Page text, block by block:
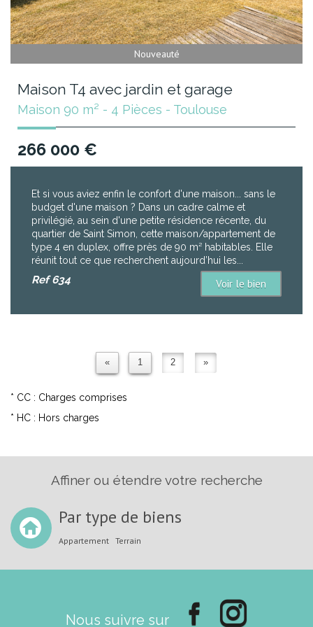
Nouveauté
Maison T4 avec jardin et garage
Maison 90 m² - 4 Pièces - Toulouse
266 000 €
Et si vous aviez enfin le confort d'une maison... sans le
budget d'une maison ? Dans un cadre calme et
privilégié, au sein d'une petite résidence récente, du
quartier de Saint Simon, cette maison/appartement de
type 4 en duplex, offre près de 90 m² habitables. Elle
réunit tout ce que recherchent aujourd’hui les...
Ref634 Voir le bien
« 1 2 »
* CC : Charges comprises
* HC : Hors charges
Affiner ou étendre votre recherche
Par type de biens
Appartement Terrain
Nous suivre sur